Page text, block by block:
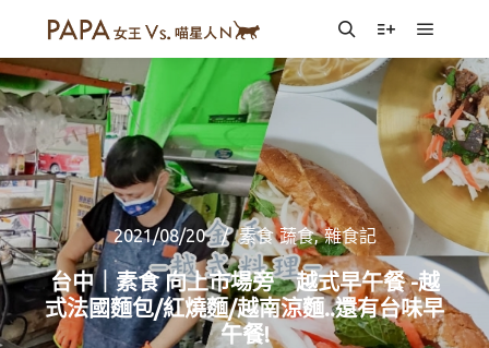
SearchMore info
Main
2021/08/20 素食 蔬食,雜食記
台中｜素食 向上市場旁 越式早午餐 -越
式法國麵包/紅燒麵/越南涼麵..還有台味早
午餐!